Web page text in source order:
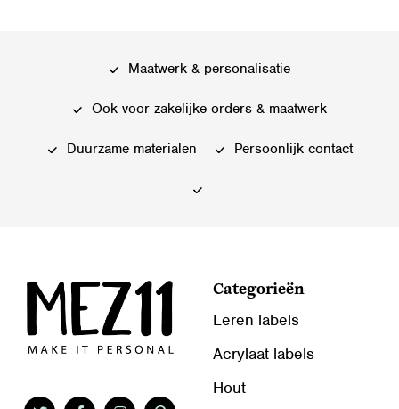
worden
kan
worden
de
Maatwerk & personalisatie
Ook voor zakelijke orders & maatwerk
Duurzame materialen Persoonlijk contact
Categorieën
Leren labels
Acrylaat labels
Hout